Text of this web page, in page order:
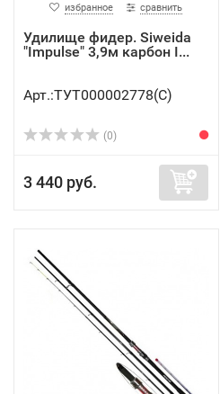
избранное сравнить
Удилище фидер. Siweida
"Impulse" 3,9м карбон I...
Арт.:ТУТ000002778(C)
(0)
3 440 руб.